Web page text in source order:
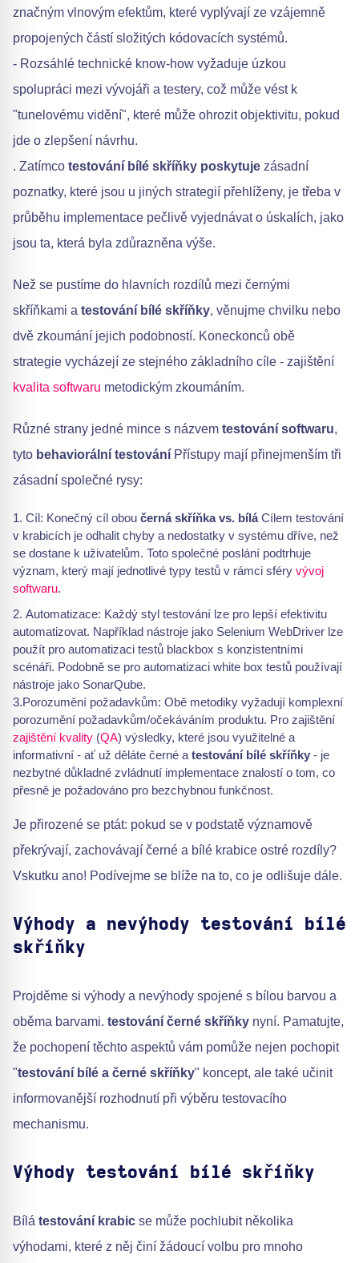
značným vlnovým efektům, které vyplývají ze vzájemně
propojených částí složitých kódovacích systémů.
- Rozsáhlé technické know-how vyžaduje úzkou
spolupráci mezi vývojáři a testery, což může vést k
"tunelovému vidění", které může ohrozit objektivitu, pokud
jde o zlepšení návrhu.
. Zatímco testování bílé skříňky poskytuje zásadní
poznatky, které jsou u jiných strategií přehlíženy, je třeba v
průběhu implementace pečlivě vyjednávat o úskalích, jako
jsou ta, která byla zdůrazněna výše.
Než se pustíme do hlavních rozdílů mezi černými
skříňkami a testování bílé skříňky, věnujme chvilku nebo
dvě zkoumání jejich podobností. Koneckonců obě
strategie vycházejí ze stejného základního cíle - zajištění
kvalita softwaru metodickým zkoumáním.
Různé strany jedné mince s názvem testování softwaru,
tyto behaviorální testování Přístupy mají přinejmenším tři
zásadní společné rysy:
Cíl: Konečný cíl obou černá skříňka vs. bíláCílem testování
v krabicích je odhalit chyby a nedostatky v systému dříve, než
se dostane k uživatelům. Toto společné poslání podtrhuje
význam, který mají jednotlivé typy testů v rámci sféry vývoj
softwaru.
Automatizace: Každý styl testování lze pro lepší efektivitu
automatizovat. Například nástroje jako Selenium WebDriver lze
použít pro automatizaci testů blackbox s konzistentními
scénáři. Podobně se pro automatizaci white box testů používají
nástroje jako SonarQube.
3.Porozumění požadavkům: Obě metodiky vyžadují komplexní
porozumění požadavkům/očekáváním produktu. Pro zajištění
zajištění kvality (QA) výsledky, které jsou využitelné a
informativní - ať už děláte černé a testování bílé skříňky - je
nezbytné důkladné zvládnutí implementace znalostí o tom, co
přesně je požadováno pro bezchybnou funkčnost.
Je přirozené se ptát: pokud se v podstatě významově
překrývají, zachovávají černé a bílé krabice ostré rozdíly?
Vskutku ano! Podívejme se blíže na to, co je odlišuje dále.
Výhody a nevýhody testování bílé
skříňky
Projděme si výhody a nevýhody spojené s bílou barvou a
oběma barvami. testování černé skříňky nyní. Pamatujte,
že pochopení těchto aspektů vám pomůže nejen pochopit
"testování bílé a černé skříňky" koncept, ale také učinit
informovanější rozhodnutí při výběru testovacího
mechanismu.
Výhody testování bílé skříňky
Bílá testování krabic se může pochlubit několika
výhodami, které z něj činí žádoucí volbu pro mnoho